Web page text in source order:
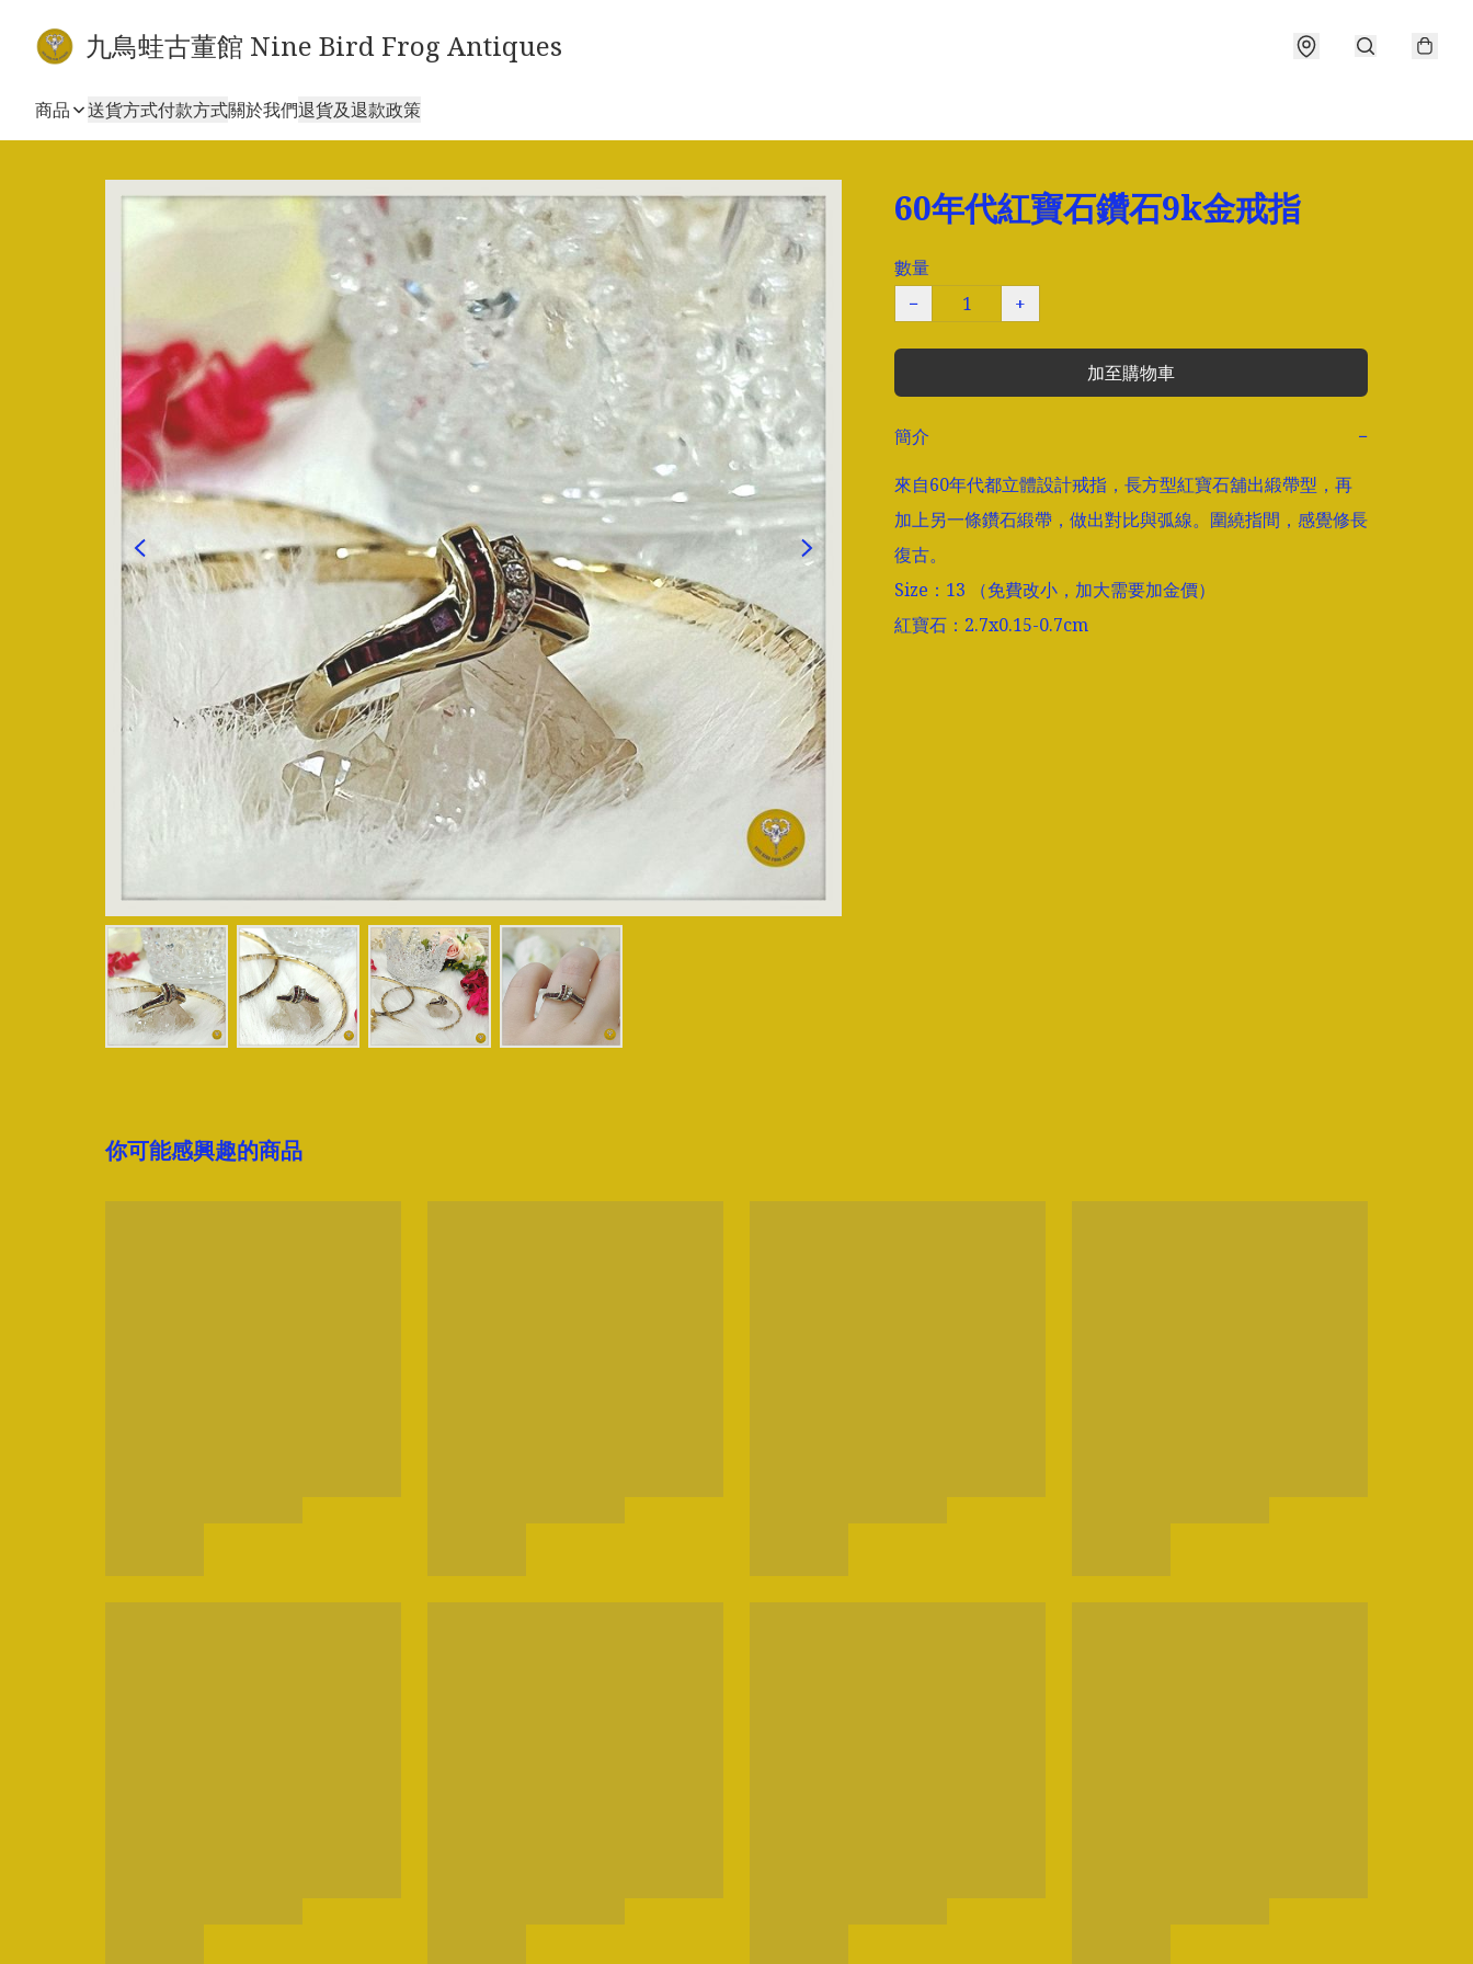
九鳥蛙古董館 Nine Bird Frog Antiques
商品 送貨方式付款方式關於我們退貨及退款政策
60年代紅寶石鑽石9k金戒指
數量
−
+
加至購物車
簡介
−
來自60年代都立體設計戒指，長方型紅寶石舖出緞帶型，再
加上另一條鑽石緞帶，做出對比與弧線。圍繞指間，感覺修長
復古。
Size：13 （免費改小，加大需要加金價）
紅寶石：2.7x0.15-0.7cm
你可能感興趣的商品